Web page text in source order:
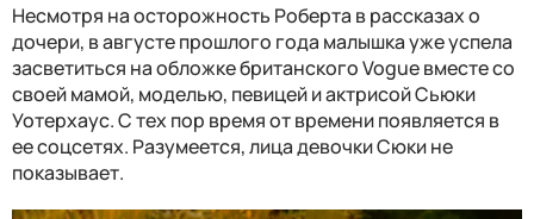
Несмотря на осторожность Роберта в рассказах о
дочери, в августе прошлого года малышка уже успела
засветиться на обложке британского Vogue вместе со
своей мамой, моделью, певицей и актрисой Сьюки
Уотерхаус. С тех пор время от времени появляется в
ее соцсетях. Разумеется, лица девочки Сюки не
показывает.